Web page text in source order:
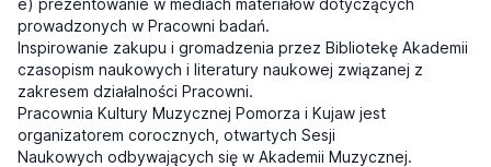
e) prezentowanie w mediach materiałów dotyczących
prowadzonych w Pracowni badań.
Inspirowanie zakupu i gromadzenia przez Bibliotekę Akademii
czasopism naukowych i literatury naukowej związanej z
zakresem działalności Pracowni.
Pracownia Kultury Muzycznej Pomorza i Kujaw jest
organizatorem corocznych, otwartych Sesji
Naukowych odbywających się w Akademii Muzycznej.